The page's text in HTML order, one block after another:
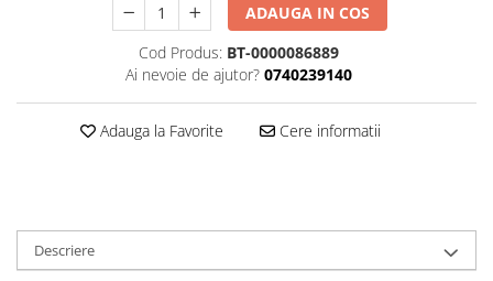
Comode lux-ultramoderne
Dulapuri haine si Sifoniere
Masute de toaleta
Noptiere dormitor
Paturi lemn & pal
ADAUGA IN COS
Cod Produs: BT-0000086889
Ai nevoie de ajutor? 0740239140
Adauga la Favorite Cere informatii
Descriere